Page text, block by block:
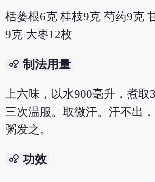
栝蒌根6克 桂枝9克 芍药9克
9克 大枣12枚
bubble_chart 制法用量
上六味，以水900毫升，煮取
三次温服。取微汗。汗不出
粥发之。
bubble_chart 功效